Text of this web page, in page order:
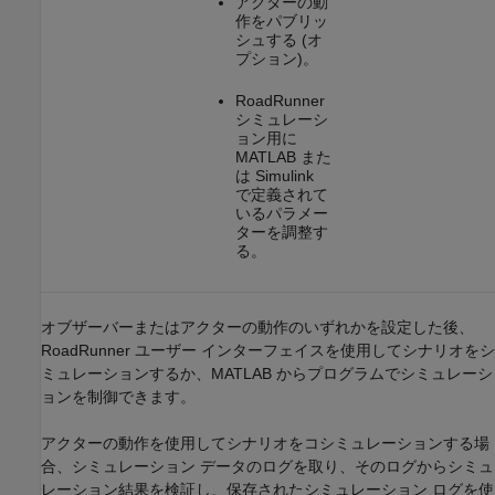
作をパブリッ
シュする (オ
プション)。
RoadRunner
シミュレーシ
ョン用に
MATLAB また
は Simulink
で定義されて
いるパラメー
ターを調整す
る。
オブザーバーまたはアクターの動作のいずれかを設定した後、
RoadRunner ユーザー インターフェイスを使用してシナリオをシ
ミュレーションするか、MATLAB からプログラムでシミュレーシ
ョンを制御できます。
アクターの動作を使用してシナリオをコシミュレーションする場
合、シミュレーション データのログを取り、そのログからシミュ
レーション結果を検証し、保存されたシミュレーション ログを使